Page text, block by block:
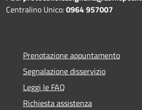
Centralino Unico:0964 957007
Prenotazione appuntamento
Segnalazione disservizio
Leggi le FAQ
Richiesta assistenza